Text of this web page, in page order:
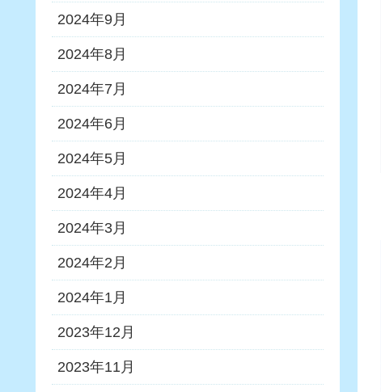
2024年9月
2024年8月
2024年7月
2024年6月
2024年5月
2024年4月
2024年3月
2024年2月
2024年1月
2023年12月
2023年11月